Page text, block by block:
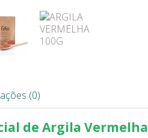
(0)
de Argila Vermelha